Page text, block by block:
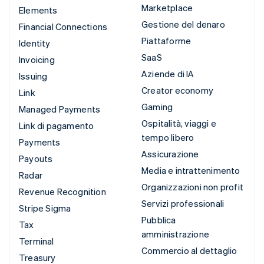
Elements
Financial Connections
Identity
Invoicing
Issuing
Link
Managed Payments
Link di pagamento
Payments
Payouts
Radar
Revenue Recognition
Stripe Sigma
Tax
Terminal
Treasury
Marketplace
Gestione del denaro
Piattaforme
SaaS
Aziende di IA
Creator economy
Gaming
Ospitalità, viaggi e
tempo libero
Assicurazione
Media e intrattenimento
Organizzazioni non profit
Servizi professionali
Pubblica
amministrazione
Commercio al dettaglio